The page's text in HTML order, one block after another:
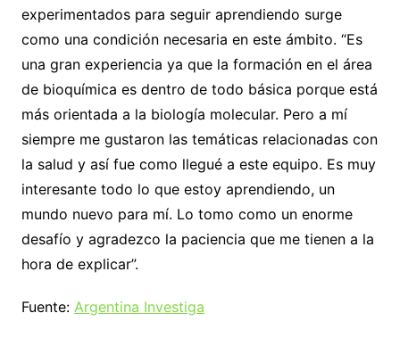
experimentados para seguir aprendiendo surge
como una condición necesaria en este ámbito. “Es
una gran experiencia ya que la formación en el área
de bioquímica es dentro de todo básica porque está
más orientada a la biología molecular. Pero a mí
siempre me gustaron las temáticas relacionadas con
la salud y así fue como llegué a este equipo. Es muy
interesante todo lo que estoy aprendiendo, un
mundo nuevo para mí. Lo tomo como un enorme
desafío y agradezco la paciencia que me tienen a la
hora de explicar”.
Fuente: Argentina Investiga